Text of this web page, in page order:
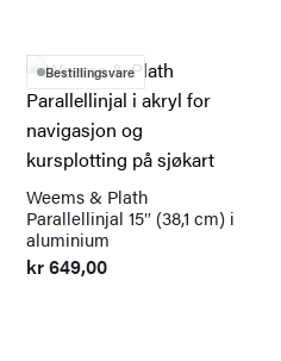
Bestillingsvare
Weems & Plath
Parallellinjal 15″ (38,1 cm) i
aluminium
kr649,00